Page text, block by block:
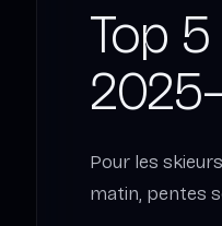
Top
Pour les
matin, pentes